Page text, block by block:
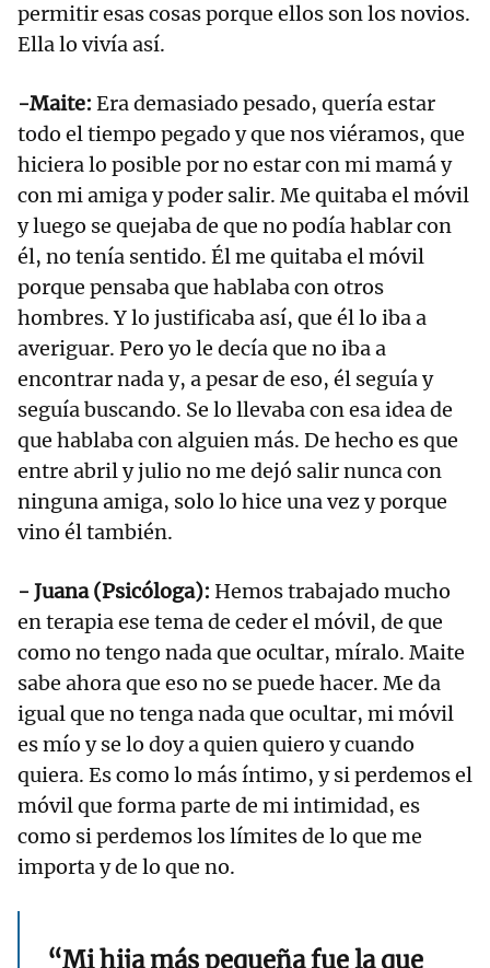
permitir esas cosas porque ellos son los novios.
Ella lo vivía así.
-Maite: Era demasiado pesado, quería estar
todo el tiempo pegado y que nos viéramos, que
hiciera lo posible por no estar con mi mamá y
con mi amiga y poder salir. Me quitaba el móvil
y luego se quejaba de que no podía hablar con
él, no tenía sentido. Él me quitaba el móvil
porque pensaba que hablaba con otros
hombres. Y lo justificaba así, que él lo iba a
averiguar. Pero yo le decía que no iba a
encontrar nada y, a pesar de eso, él seguía y
seguía buscando. Se lo llevaba con esa idea de
que hablaba con alguien más. De hecho es que
entre abril y julio no me dejó salir nunca con
ninguna amiga, solo lo hice una vez y porque
vino él también.
- Juana (Psicóloga): Hemos trabajado mucho
en terapia ese tema de ceder el móvil, de que
como no tengo nada que ocultar, míralo. Maite
sabe ahora que eso no se puede hacer. Me da
igual que no tenga nada que ocultar, mi móvil
es mío y se lo doy a quien quiero y cuando
quiera. Es como lo más íntimo, y si perdemos el
móvil que forma parte de mi intimidad, es
como si perdemos los límites de lo que me
importa y de lo que no.
“Mi hija más pequeña fue la que